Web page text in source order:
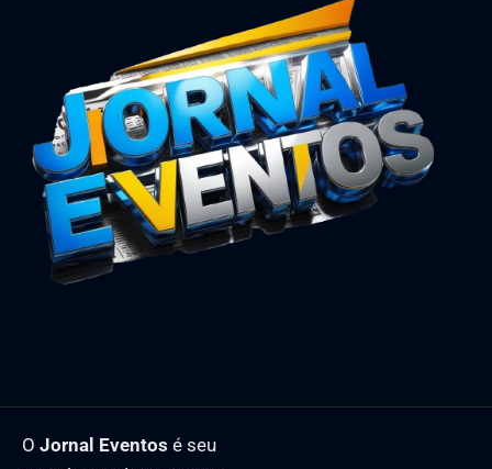
O Jornal Eventos é seu